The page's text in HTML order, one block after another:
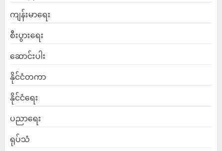
ကျန်းမာရေး
စီးပွားရေး
ဆောင်းပါး
နိုင်ငံတကာ
နိုင်ငံရေး
ပညာရေး
ရုပ်သံ